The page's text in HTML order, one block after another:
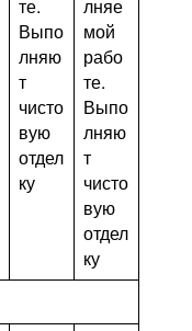
те.
Выпо
лняю
т
чисто
вую
отдел
ку
лняе
мой
рабо
те.
Выпо
лняю
т
чисто
вую
отдел
ку